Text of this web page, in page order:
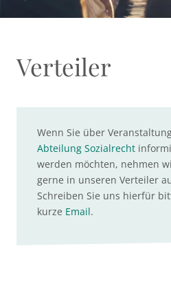
Verteiler
Wenn Sie über
Abteilung Sozialrecht
werden möchten, nehmen
gerne in unseren Verteiler
Schreiben Sie uns hierfür
kurze Email.